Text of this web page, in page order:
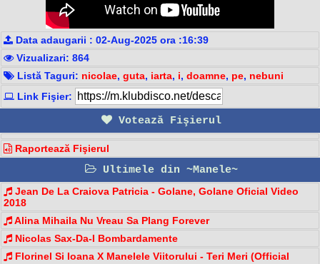
Data adaugarii : 02-Aug-2025 ora :16:39
Vizualizari: 864
Listă Taguri: nicolae, guta, iarta, i, doamne, pe, nebuni
Link Fişier:
Votează Fişierul
Raportează Fişierul
Ultimele din ~Manele~
Jean De La Craiova Patricia - Golane, Golane Oficial Video
2018
Alina Mihaila Nu Vreau Sa Plang Forever
Nicolas Sax-Da-I Bombardamente
Florinel Si Ioana X Manelele Viitorului - Teri Meri (Official